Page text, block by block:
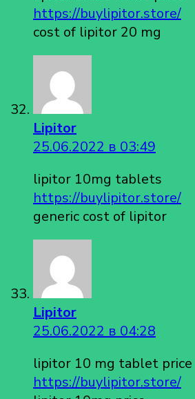
https://buylipitor.store/
cost of lipitor 20 mg
Lipitor
25.06.2022 в 03:49
lipitor 10mg tablets
https://buylipitor.store/
generic cost of lipitor
Lipitor
25.06.2022 в 04:28
lipitor 10 mg tablet price
https://buylipitor.store/